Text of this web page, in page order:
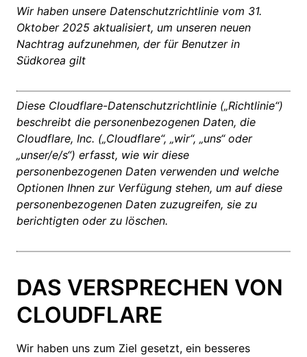
Wir haben unsere Datenschutzrichtlinie vom 31.
Oktober 2025 aktualisiert, um unseren neuen
Nachtrag aufzunehmen, der für Benutzer in
Südkorea gilt
Diese Cloudflare-Datenschutzrichtlinie („Richtlinie“)
beschreibt die personenbezogenen Daten, die
Cloudflare, Inc. („Cloudflare“, „wir“, „uns“ oder
„unser/e/s“) erfasst, wie wir diese
personenbezogenen Daten verwenden und welche
Optionen Ihnen zur Verfügung stehen, um auf diese
personenbezogenen Daten zuzugreifen, sie zu
berichtigten oder zu löschen.
DAS VERSPRECHEN VON
CLOUDFLARE
Wir haben uns zum Ziel gesetzt, ein besseres